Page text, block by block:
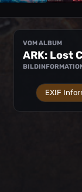
VOM ALBUM
ARK: Lost
EXIF